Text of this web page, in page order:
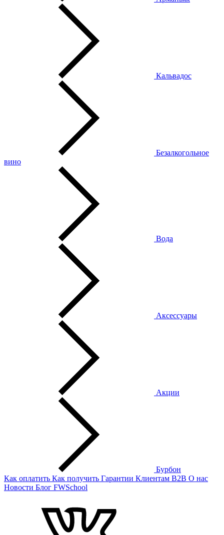
Кальвадос
Безалкогольное
вино
Вода
Аксессуары
Акции
Бурбон
Как оплатить Как получить Гарантии Клиентам B2B О нас
Новости Блог FWSchool